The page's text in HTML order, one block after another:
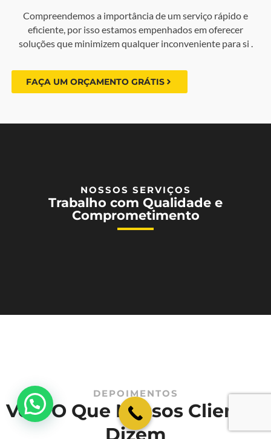
Compreendemos a importância de um serviço rápido e
eficiente, por isso estamos empenhados em oferecer
soluções que minimizem qualquer inconveniente para si .
FAÇA UM ORÇAMENTO GRÁTIS
NOSSOS SERVIÇOS
Trabalho com Qualidade e
Comprometimento
DEPOIMENTOS
Veja O Que Nossos Clientes
💬 Como podemos ajudar?